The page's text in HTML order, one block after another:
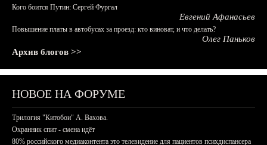
Кого боится Путин: Сергей Фургал
Евгений Афанасьев
Повышение платы в автобусах за проезд: кто виноват, и что делать?
Олег Паньков
Архив блогов >>
НОВОЕ НА ФОРУМЕ
Трилогия "Китобои" А. Вахова.
Охранник спит - смена идёт
80% российского медиаконтента это телевидение для пациентов психдиспансера